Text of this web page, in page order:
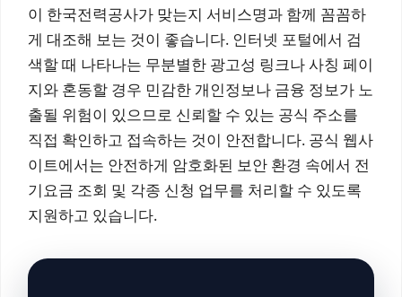
이 한국전력공사가 맞는지 서비스명과 함께 꼼꼼하
게 대조해 보는 것이 좋습니다. 인터넷 포털에서 검
색할 때 나타나는 무분별한 광고성 링크나 사칭 페이
지와 혼동할 경우 민감한 개인정보나 금융 정보가 노
출될 위험이 있으므로 신뢰할 수 있는 공식 주소를
직접 확인하고 접속하는 것이 안전합니다. 공식 웹사
이트에서는 안전하게 암호화된 보안 환경 속에서 전
기요금 조회 및 각종 신청 업무를 처리할 수 있도록
지원하고 있습니다.